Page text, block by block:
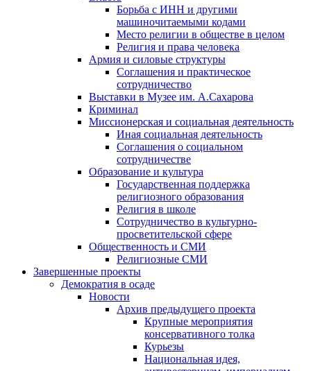
Борьба с ИНН и другими
машиночитаемыми кодами
Место религии в обществе в целом
Религия и права человека
Армия и силовые структуры
Соглашения и практическое
сотрудничество
Выставки в Музее им. А.Сахарова
Криминал
Миссионерская и социальная деятельность
Иная социальная деятельность
Соглашения о социальном
сотрудничестве
Образование и культура
Государственная поддержка
религиозного образования
Религия в школе
Сотрудничество в культурно-
просветительской сфере
Общественность и СМИ
Религиозные СМИ
Завершенные проекты
Демократия в осаде
Новости
Архив предыдущего проекта
Крупные мероприятия
консервативного толка
Курьезы
Национальная идея,